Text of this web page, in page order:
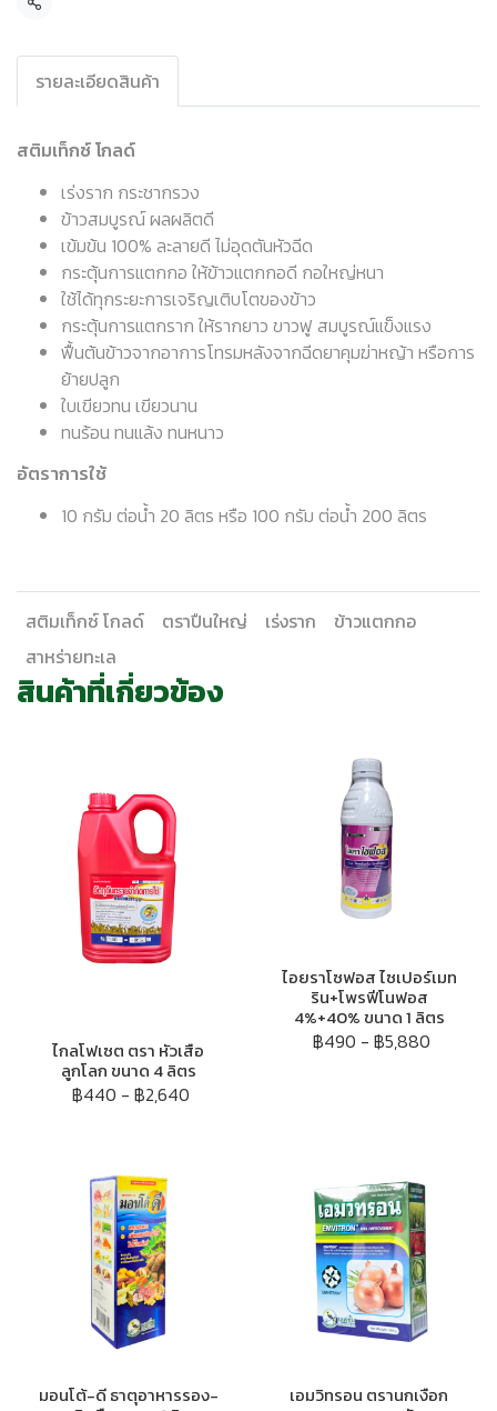
แชร์
รายละเอียดสินค้า
สติมเท็กซ์ โกลด์
เร่งราก กระชากรวง
ข้าวสมบูรณ์ ผลผลิตดี
เข้มข้น 100% ละลายดี ไม่อุดตันหัวฉีด
กระตุ้นการแตกกอ ให้ข้าวแตกกอดี กอใหญ่หนา
ใช้ได้ทุกระยะการเจริญเติบโตของข้าว
กระตุ้นการแตกราก ให้รากยาว ขาวฟู สมบูรณ์แข็งแรง
ฟื้นต้นข้าวจากอาการโทรมหลังจากฉีดยาคุมฆ่าหญ้า หรือการ
ย้ายปลูก
ใบเขียวทน เขียวนาน
ทนร้อน ทนแล้ง ทนหนาว
อัตราการใช้
10 กรัม ต่อน้ำ 20 ลิตร หรือ 100 กรัม ต่อน้ำ 200 ลิตร
สติมเท็กซ์ โกลด์ ตราปืนใหญ่ เร่งราก
ข้าวแตกกอ
สาหร่ายทะเล
สินค้าที่เกี่ยวข้อง
ไกลโฟเซต ตรา หัวเสือ
ลูกโลก ขนาด 4 ลิตร
฿440 - ฿2,640
ไอยราโซฟอส ไซเปอร์เมท
ริน+โพรฟีโนฟอส
4%+40% ขนาด 1 ลิตร
฿490 - ฿5,880
มอนโต้-ดี ธาตุอาหารรอง- เอมวิทรอน ตรานกเงือก